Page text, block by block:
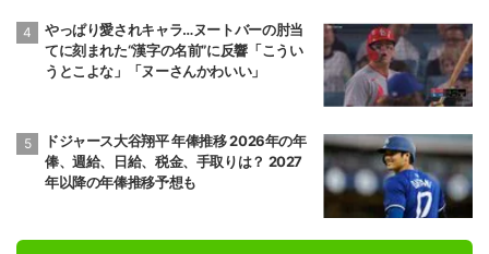
やっぱり愛されキャラ…ヌートバーの肘当
てに刻まれた“漢字の名前”に反響「こうい
うとこよな」「ヌーさんかわいい」
ドジャース大谷翔平 年俸推移 2026年の年
俸、週給、日給、税金、手取りは？ 2027
年以降の年俸推移予想も